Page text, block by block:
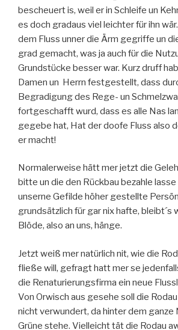
bescheuert is, weil er in Schleife un
es doch gradaus viel leichter für ihn
dem Fluss unner die Ärm gegriffe un
grad gemacht, was ja auch für die
Grundstücke besser war. Kurz druff
Damen un Herrn festgestellt, dass
Begradigung des Rege- un
fortgeschafft wurd, dass es alle Nas
gegebe hat, Hat der doofe Fluss also
er macht!
Normalerweise hätt mer jetzt die
bitte un die den Rückbau bezahle lasse
unserne Gefilde höher gestellte
grundsätzlich für gar nix hafte, bleibt´s
Blöde, also an uns, hänge.
Jetzt weiß mer natürlich nit, wie die
fließe will, gefragt hatt mer se
die Renaturierungsfirma ein neue
Von Orwisch aus gesehe soll die
nicht verwundert, da hinter dem ganze
Grüne stehe. Vielleicht tät die Rodau